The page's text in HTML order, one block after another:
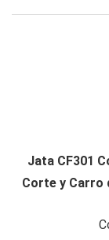
Jata CF301
Corte y Carro